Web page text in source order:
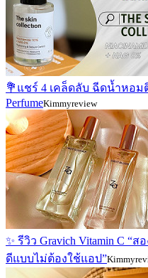
💐แชร์ 4 เคล็ดลับ ฉีดน้ำหอม
PerfumeKimmyreview
✨ รีวิว Gravich Vitamin C
ดีแบบไม่ต้องใช้แอป”